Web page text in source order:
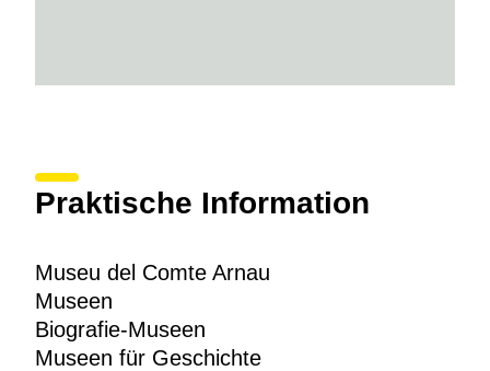
Praktische Information
Museu del Comte Arnau
Museen
Biografie-Museen
Museen für Geschichte